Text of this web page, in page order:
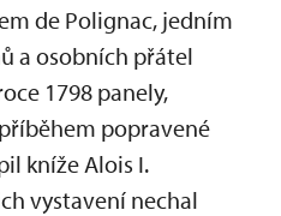
de Polignac, jedním
a osobních přátel
1798 panely,
popravené
kníže Alois I.
vystavení nechal